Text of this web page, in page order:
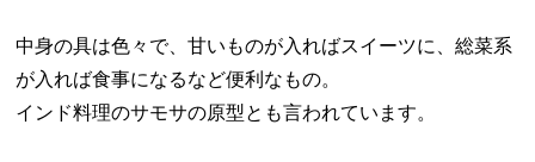
中身の具は色々で、甘いものが入ればスイーツに、総菜系
が入れば食事になるなど便利なもの。
インド料理のサモサの原型とも言われています。